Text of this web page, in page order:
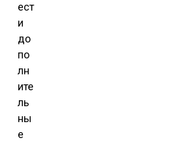
ест
и
до
по
лн
ите
ль
ны
е